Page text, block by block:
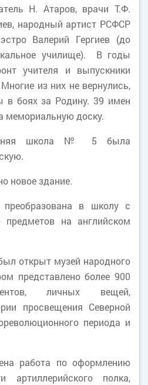
Н. Атаров, врачи Т.Ф.
народный артист РСФCР
Валерий Гергиев (до
училище). В годы
учителя и выпускники
из них не вернулись,
в боях за Родину. 39 имен
мемориальную доску.
школа № 5 была
новое здание.
в школу с
предметов на английском
открыт музей народного
представлено более 900
личных вещей,
просвещения Северной
периода и
работа по оформлению
артиллерийского полка,